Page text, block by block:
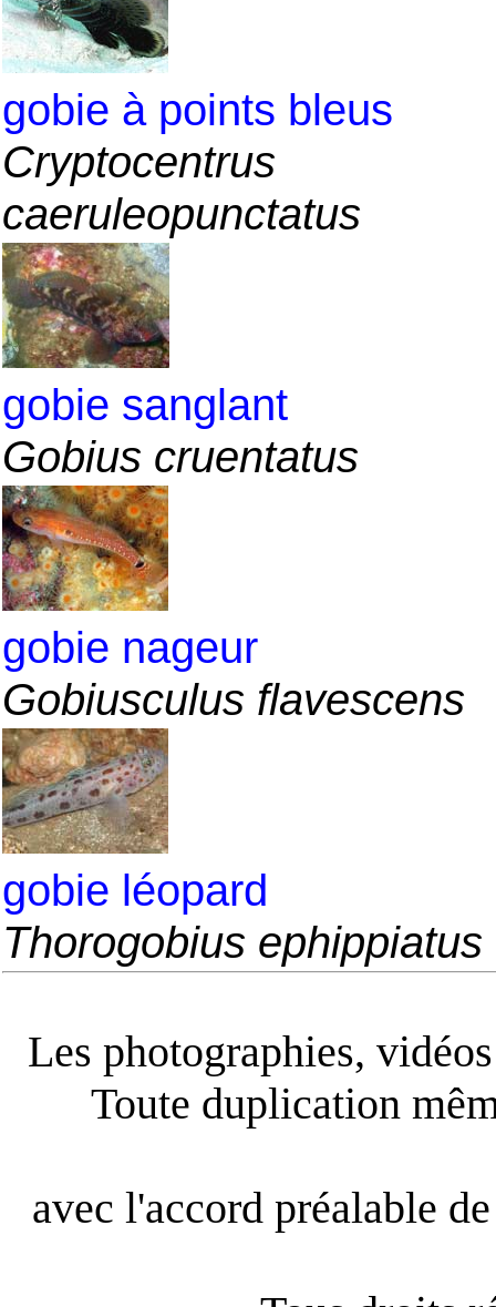
gobie à points bleus
Cryptocentrus
caeruleopunctatus
gobie sanglant
Gobius cruentatus
gobie nageur
Gobiusculus flavescens
gobie léopard
Thorogobius ephippiatus
Les photographies,
Toute duplication
avec l'accord préalable